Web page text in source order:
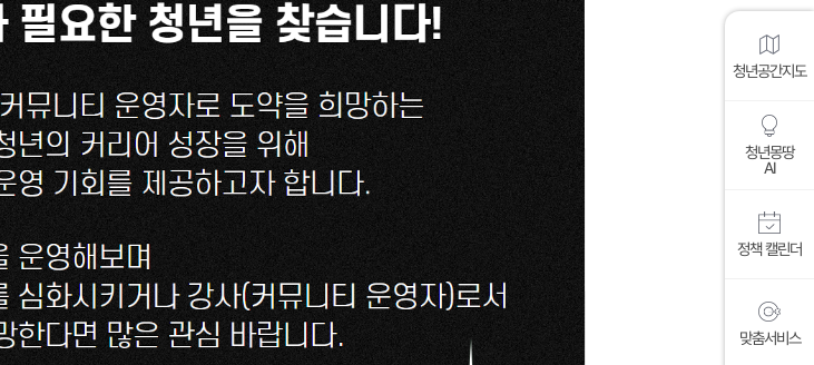
청년공간지도
청년몽땅
AI
정책 캘린더
맞춤서비스